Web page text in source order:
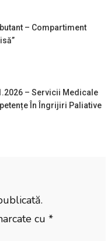
– Compartiment
– Servicii Medicale
În Îngrijiri Paliative
cu *